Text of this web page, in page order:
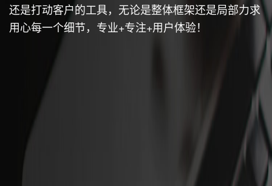
还是打动客户的工具，无论是整体框架还是局部力求
用心每一个细节，专业+专注+用户体验！